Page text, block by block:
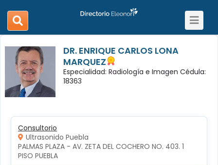
search
navigation
Toggle
DR. ENRIQUE CARLOS LONA
MARQUEZ
Especialidad: Radiología e Imagen Cédula:
18363
Consultorio
Ultrasonido Puebla
PALMAS PLAZA - AV. ZETA DEL COCHERO NO. 403. 1
PISO PUEBLA